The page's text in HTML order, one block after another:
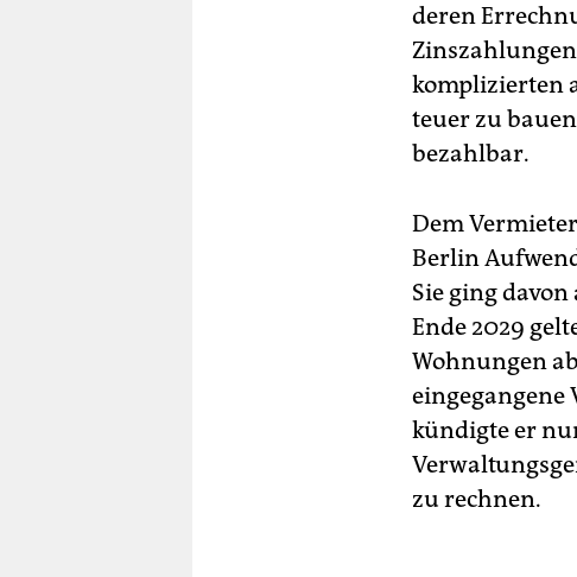
deren
komplizierten
teuer zu
bezahlbar.
Dem
Berlin
Sie ging
Ende 2029
Wohnungen
eingegangene
kündigte er
zu rechnen.